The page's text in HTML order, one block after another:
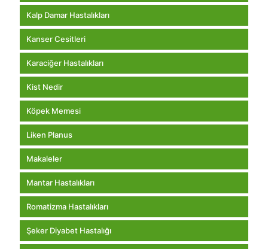
Kalp Damar Hastalıkları
Kanser Cesitleri
Karaciğer Hastalıkları
Kist Nedir
Köpek Memesi
Liken Planus
Makaleler
Mantar Hastalıkları
Romatizma Hastalıkları
Şeker Diyabet Hastalığı